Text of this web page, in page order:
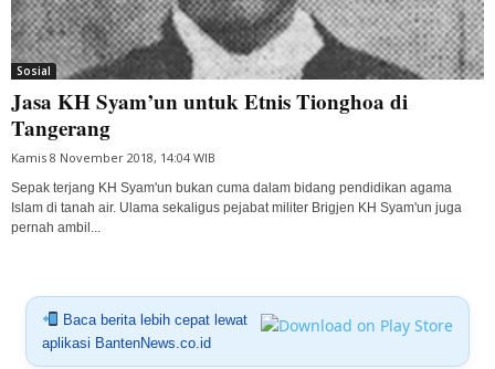
Sosial
Jasa KH Syam’un untuk Etnis Tionghoa di
Tangerang
Kamis 8 November 2018, 14:04 WIB
Sepak terjang KH Syam'un bukan cuma dalam bidang pendidikan agama
Islam di tanah air. Ulama sekaligus pejabat militer Brigjen KH Syam'un juga
pernah ambil...
Baca berita lebih cepat lewat
aplikasi BantenNews.co.id